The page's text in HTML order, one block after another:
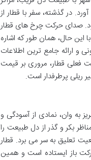
در گذشته، سفر با قطار از
بود. صدای حرکت چرخ های قطار
حال، همان طور که اشاره
ارائه جامع ترین اطلاعات
فعلی قطار، مروری بر قیمت
ریلی پرطرفدار است.
به وان، نمادی از آسودگی و
بکر و گذر از دل طبیعت را
تعلیق به سر می برد. قطار
باز ایستاده است و همین